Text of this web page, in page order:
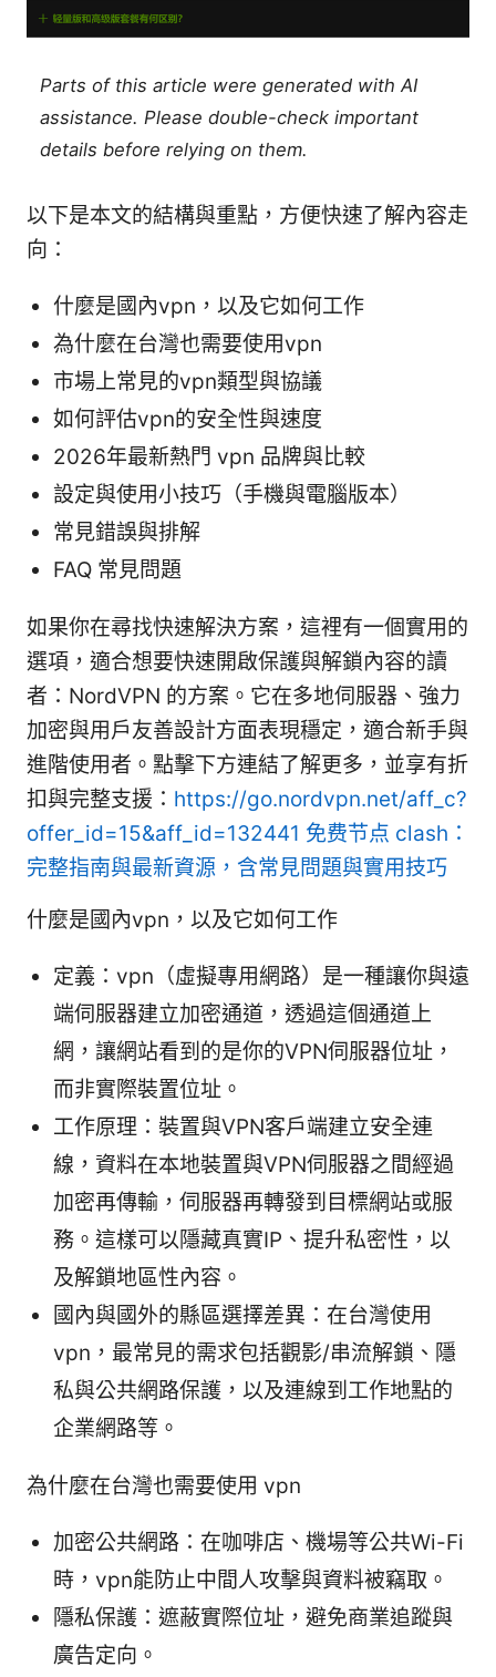
Parts of this article were generated with AI
assistance. Please double-check important
details before relying on them.
以下是本文的結構與重點，方便快速了解內容走
向：
什麼是國內vpn，以及它如何工作
為什麼在台灣也需要使用vpn
市場上常見的vpn類型與協議
如何評估vpn的安全性與速度
2026年最新熱門 vpn 品牌與比較
設定與使用小技巧（手機與電腦版本）
常見錯誤與排解
FAQ 常見問題
如果你在尋找快速解決方案，這裡有一個實用的
選項，適合想要快速開啟保護與解鎖內容的讀
者：NordVPN 的方案。它在多地伺服器、強力
加密與用戶友善設計方面表現穩定，適合新手與
進階使用者。點擊下方連結了解更多，並享有折
扣與完整支援： https://go.nordvpn.net/aff_c?
offer_id=15&aff_id=132441 免费节点 clash：
完整指南與最新資源，含常見問題與實用技巧
什麼是國內vpn，以及它如何工作
定義：vpn（虛擬專用網路）是一種讓你與遠
端伺服器建立加密通道，透過這個通道上
網，讓網站看到的是你的VPN伺服器位址，
而非實際裝置位址。
工作原理：裝置與VPN客戶端建立安全連
線，資料在本地裝置與VPN伺服器之間經過
加密再傳輸，伺服器再轉發到目標網站或服
務。這樣可以隱藏真實IP、提升私密性，以
及解鎖地區性內容。
國內與國外的縣區選擇差異：在台灣使用
vpn，最常見的需求包括觀影/串流解鎖、隱
私與公共網路保護，以及連線到工作地點的
企業網路等。
為什麼在台灣也需要使用 vpn
加密公共網路：在咖啡店、機場等公共Wi-Fi
時，vpn能防止中間人攻擊與資料被竊取。
隱私保護：遮蔽實際位址，避免商業追蹤與
廣告定向。